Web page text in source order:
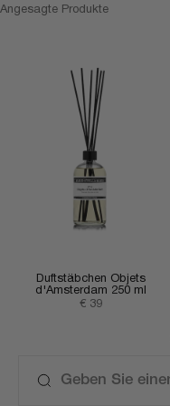
Angesagte Produkte
Duftstäbchen Objets
d'Amsterdam 250 ml
Angebot
€ 39